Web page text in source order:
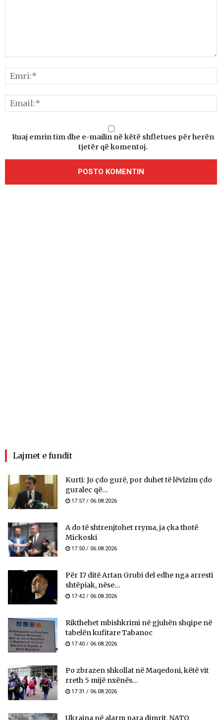
Ruaj emrin tim dhe e-mailin në këtë shfletues për herën
tjetër që komentoj.
Lajmet e fundit
Kurti: Jo çdo gurë, por duhet të lëvizim çdo
guralec që...
17:57 / 06.08.2026
A do të shtrenjtohet rryma, ja çka thotë
Mickoski
17:50 / 06.08.2026
Për 17 ditë Artan Grubi del edhe nga arresti
shtëpiak, nëse...
17:42 / 06.08.2026
Rikthehet mbishkrimi në gjuhën shqipe në
tabelën kufitare Tabanoc
17:40 / 06.08.2026
Po zbrazen shkollat në Maqedoni, këtë vit
rreth 5 mijë nxënës...
17:31 / 06.08.2026
Ukraina në alarm para dimrit, NATO